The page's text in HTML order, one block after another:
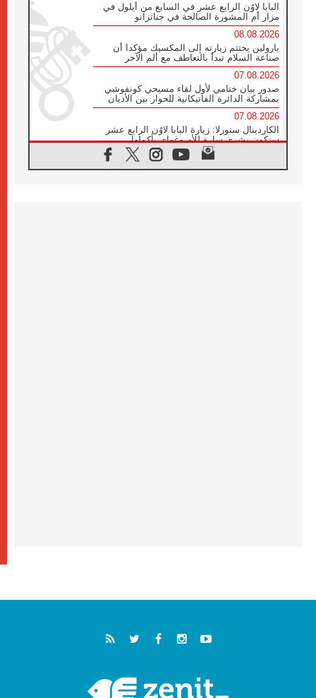
البابا لاوُن الرابع عشر في السابع من أيلول في
مزار أم المشورة الصالحة في جناتزانو
08.08.2026
بارولين يختتم زيارته إلى المكسيك مؤكدا أن
صناعة السلام تبدأ بالتعاطف مع ألم الآخر
07.08.2026
صدور بيان ختامي لأول لقاء مسيحي كونفوشي
بمشاركة الدائرة الفاتيكانية للحوار بين الأديان
07.08.2026
الكاردينال ستورلا: زيارة البابا لاوُن الرابع عشر
ستكون بشرى سارة للأوروغواي بأكملها
الفاتيكان يعلن برنامج الزيارة الرسولية للبابا لاوُن